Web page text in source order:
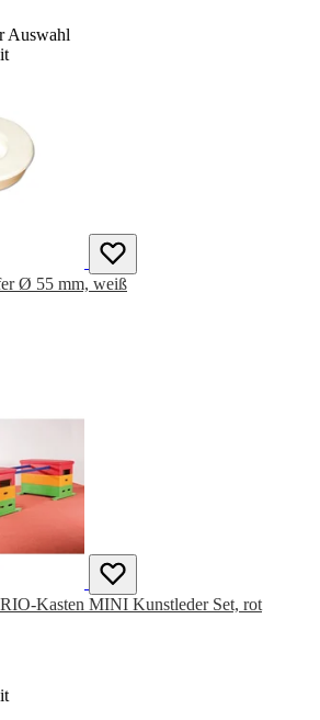
Auswahl
Ø 55 mm, weiß
Kasten MINI Kunstleder Set, rot